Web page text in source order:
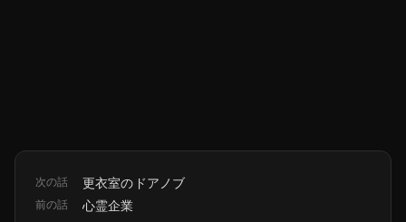
次の話 更衣室のドアノブ
前の話 心霊企業